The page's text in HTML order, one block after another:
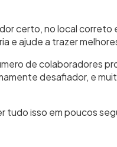
certo, no local correto
e ajude a trazer
de colaboradores
desafiador, e
tudo isso em poucos